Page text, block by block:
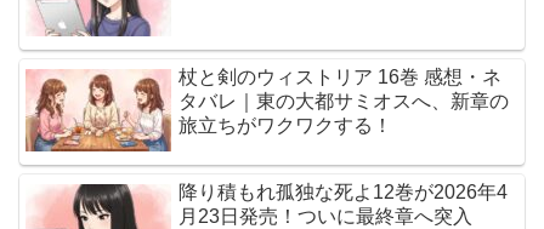
杖と剣のウィストリア 16巻 感想・ネ
タバレ｜東の大都サミオスへ、新章の
旅立ちがワクワクする！
降り積もれ孤独な死よ12巻が2026年4
月23日発売！ついに最終章へ突入